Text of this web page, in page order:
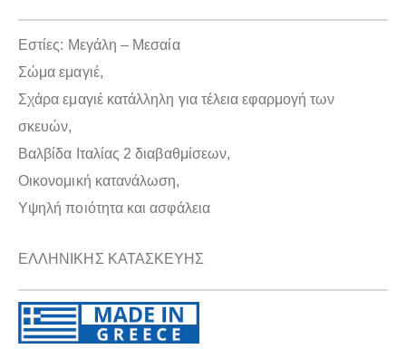
Eστίες: Μεγάλη – Μεσαία
Σώμα εμαγιέ,
Σχάρα εμαγιέ κατάλληλη για τέλεια εφαρμογή των
σκευών,
Βαλβίδα Ιταλίας 2 διαβαθμίσεων,
Οικονομική κατανάλωση,
Υψηλή ποιότητα και ασφάλεια
ΕΛΛΗΝΙΚΗΣ ΚΑΤΑΣΚΕΥΗΣ